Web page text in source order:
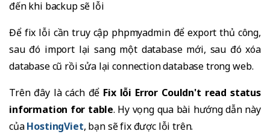
đến khi backup sẽ lỗi
Để fix lỗi cần truy cập phpmyadmin để export thủ công,
sau đó import lại sang một database mới, sau đó xóa
database cũ rồi sửa lại connection database trong web.
Trên đây là cách để Fix lỗi Error Couldn't read status
information for table. Hy vọng qua bài hướng dẫn này
củaHostingViet, bạn sẽ fix được lỗi trên.